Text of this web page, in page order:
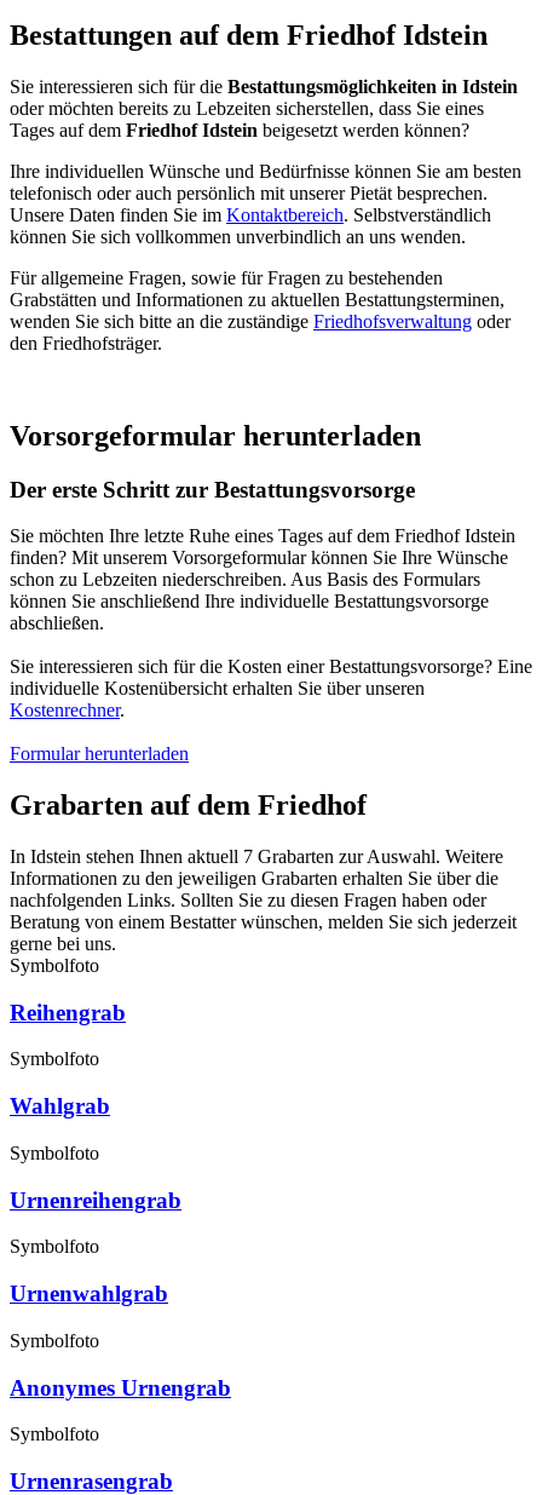
Bestattungen auf dem Friedhof Idstein
Sie interessieren sich für die Bestattungsmöglichkeiten in Idstein
oder möchten bereits zu Lebzeiten sicherstellen, dass Sie eines
Tages auf dem Friedhof Idstein beigesetzt werden können?
Ihre individuellen Wünsche und Bedürfnisse können Sie am besten
telefonisch oder auch persönlich mit unserer Pietät besprechen.
Unsere Daten finden Sie im Kontaktbereich. Selbstverständlich
können Sie sich vollkommen unverbindlich an uns wenden.
Für allgemeine Fragen, sowie für Fragen zu bestehenden
Grabstätten und Informationen zu aktuellen Bestattungsterminen,
wenden Sie sich bitte an die zuständige Friedhofsverwaltung oder
den Friedhofsträger.
Vorsorgeformular herunterladen
Der erste Schritt zur Bestattungsvorsorge
Sie möchten Ihre letzte Ruhe eines Tages auf dem Friedhof Idstein
finden? Mit unserem Vorsorgeformular können Sie Ihre Wünsche
schon zu Lebzeiten niederschreiben. Aus Basis des Formulars
können Sie anschließend Ihre individuelle Bestattungsvorsorge
abschließen.
Sie interessieren sich für die Kosten einer Bestattungsvorsorge? Eine
individuelle Kostenübersicht erhalten Sie über unseren
Kostenrechner.
Formular herunterladen
Grabarten auf dem Friedhof
In Idstein stehen Ihnen aktuell 7 Grabarten zur Auswahl. Weitere
Informationen zu den jeweiligen Grabarten erhalten Sie über die
nachfolgenden Links. Sollten Sie zu diesen Fragen haben oder
Beratung von einem Bestatter wünschen, melden Sie sich jederzeit
gerne bei uns.
Symbolfoto
Reihengrab
Symbolfoto
Wahlgrab
Symbolfoto
Urnenreihengrab
Symbolfoto
Urnenwahlgrab
Symbolfoto
Anonymes Urnengrab
Symbolfoto
Urnenrasengrab